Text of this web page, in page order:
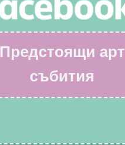
Предстоящи арт
събития